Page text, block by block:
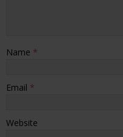
Name *
Email *
Website